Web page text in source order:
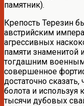
памятник).
Крепость Терезин
австрийским
агрессивных
памяти знаменитой
тогдашним
совершенное
достаточно
болота и
тысячи дубовых